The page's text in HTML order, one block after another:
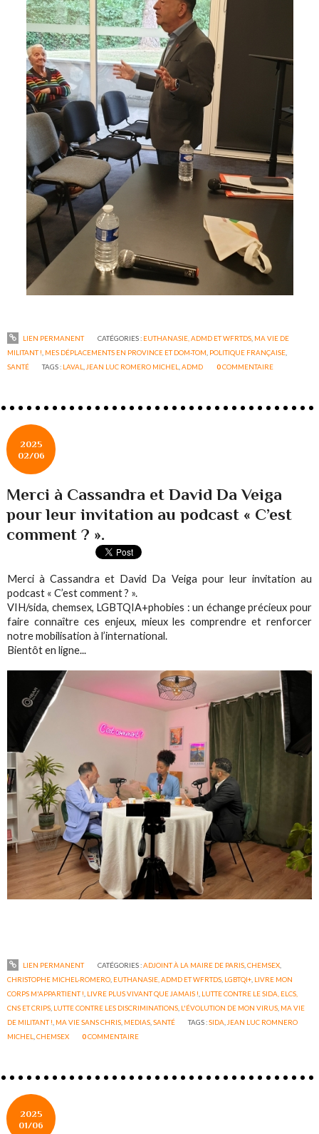
LIEN PERMANENT CATÉGORIES : EUTHANASIE, ADMD ET WFRTDS, MA VIE DE
MILITANT !, MES DÉPLACEMENTS EN PROVINCE ET DOM-TOM, POLITIQUE FRANÇAISE,
SANTÉ
TAGS : LAVAL,JEAN LUC ROMERO MICHEL,ADMD 0COMMENTAIRE
2025
02/06
Merci à Cassandra et David Da Veiga
pour leur invitation au podcast « C’est
comment ? ».
Merci à Cassandra et David Da Veiga pour leur invitation au
podcast « C’est comment ? ».
VIH/sida, chemsex, LGBTQIA+phobies : un échange précieux pour
faire connaître ces enjeux, mieux les comprendre et renforcer
notre mobilisation à l’international.
Bientôt en ligne...
LIEN PERMANENT CATÉGORIES :ADJOINT À LA MAIRE DE PARIS, CHEMSEX,
CHRISTOPHE MICHEL-ROMERO EUTHANASIE, ADMD ET WFRTDS LGBTQI+ LIVRE MON
CORPS M'APPARTIENT ! LIVRE PLUS VIVANT QUE JAMAIS ! LUTTE CONTRE LE SIDA, ELCS,
CNS ET CRIPS LUTTE CONTRE LES DISCRIMINATIONS L'ÉVOLUTION DE MON VIRUS MA VIE
DE MILITANT ! MA VIE SANS CHRIS MEDIAS ,SANTÉ TAGS :SIDA JEAN LUC ROMNERO
MICHEL ,CHEMSEX 0COMMENTAIRE
2025
01/06